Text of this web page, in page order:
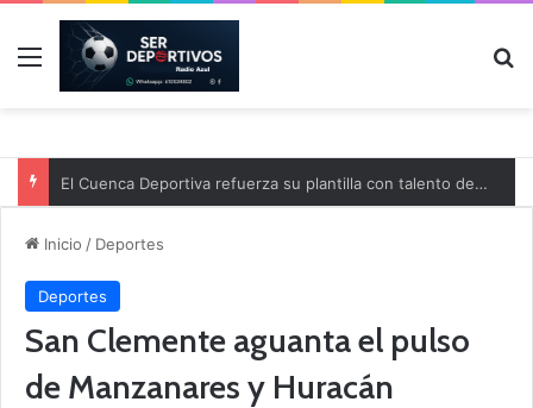
Menú
Inicio / Deportes
Deportes
San Clemente aguanta el pulso
de Manzanares y Huracán